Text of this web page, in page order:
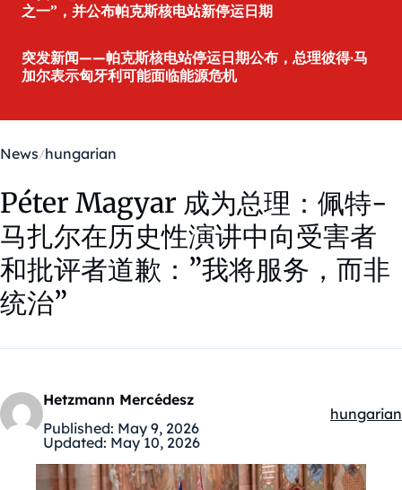
之一”，并公布帕克斯核电站新停运日期
突发新闻——帕克斯核电站停运日期公布，总理彼得·马
加尔表示匈牙利可能面临能源危机
News hungarian
Péter Magyar 成为总理：佩特-
马扎尔在历史性演讲中向受害者
和批评者道歉：”我将服务，而非
统治”
Hetzmann Mercédesz
Published: May 9, 2026
Updated: May 10, 2026
hungarian